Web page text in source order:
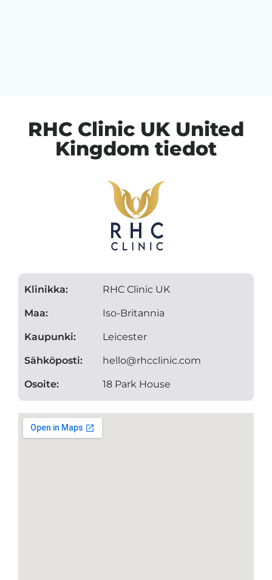
RHC Clinic UK United
Kingdom tiedot
Klinikka:
Maa:
Kaupunki:
Sähköposti:
Osoite:
RHC Clinic UK
Iso-Britannia
Leicester
hello@rhcclinic.com
18 Park House